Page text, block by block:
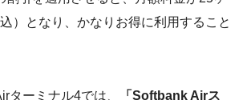
）となり、かなりお得に利用すること
ターミナル4では、
「Softbank Airス